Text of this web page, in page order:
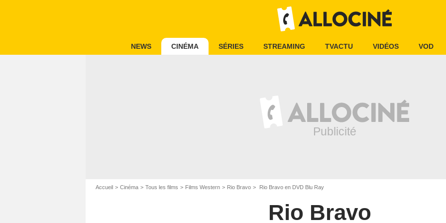
NEWS CINÉMA SÉRIES STREAMING TVACTU VIDÉOS VOD
Accueil Cinéma Tous les films Films Western Rio Bravo Rio Bravo en DVD Blu Ray
Rio Bravo